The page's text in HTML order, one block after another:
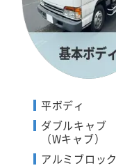
平ボディ
ダブルキャブ
（Wキャブ）
アルミブロック